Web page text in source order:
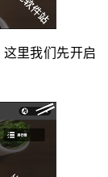
里我们先开启